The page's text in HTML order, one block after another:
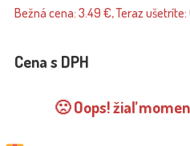
Bežná cena: 3.49 €, Teraz
Cena s DPH
🙁 Oops! žiaľ